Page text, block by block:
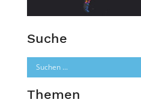
Suche
Themen